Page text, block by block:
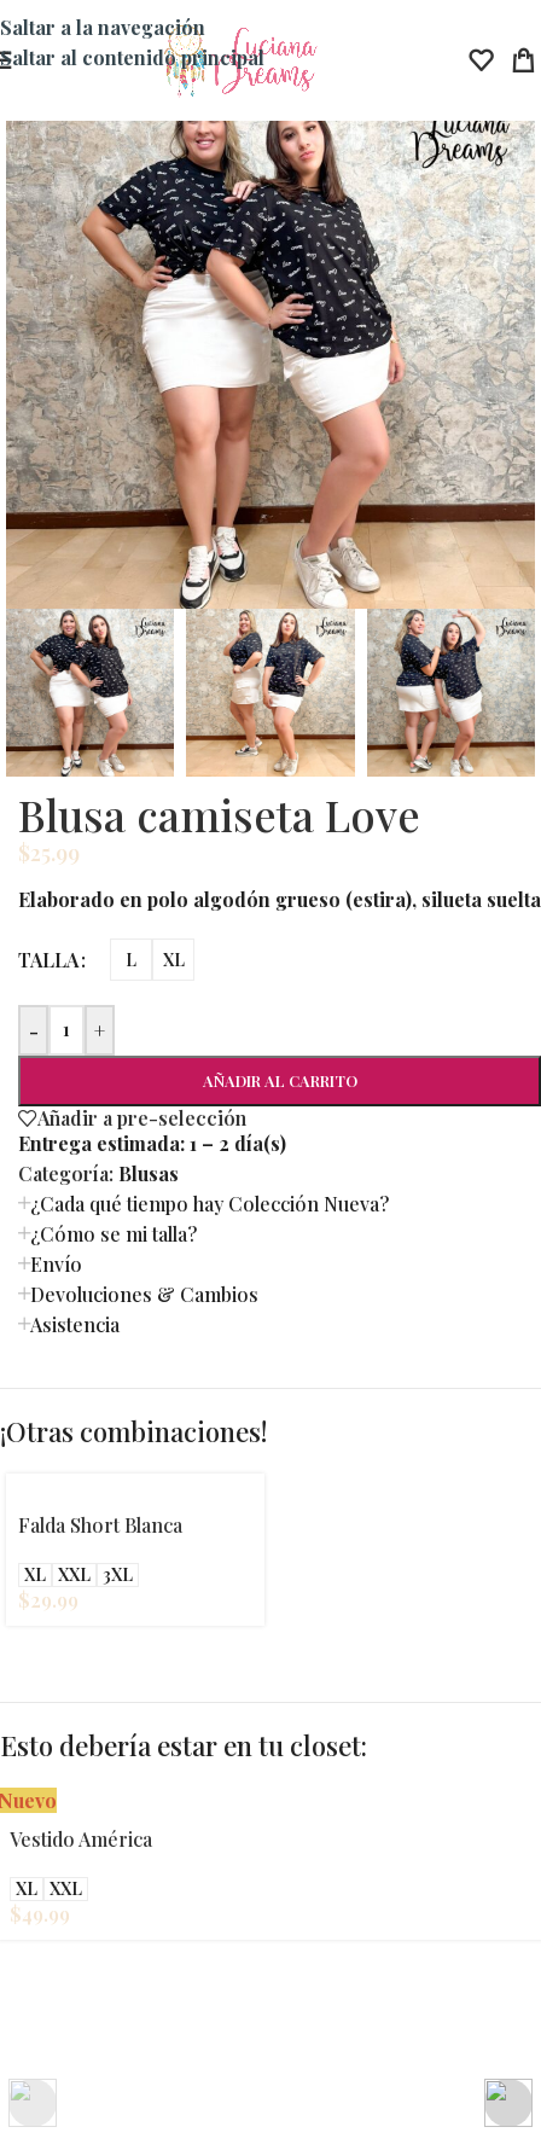
Saltar a la navegación
Saltar al contenido principal
Blusa camiseta Love
$25.99
Elaborado en polo algodón grueso (estira), silueta suelta
TALLA L XL
- +
AÑADIR AL CARRITO
Añadir a pre-selección
Entrega estimada:1 – 2 día(s)
Categoría: Blusas
¿Cada qué tiempo hay Colección Nueva?
¿Cómo se mi talla?
Envío
Devoluciones & Cambios
Asistencia
¡Otras combinaciones!
Falda Short Blanca
XL XXL 3XL
$29.99
Esto debería estar en tu closet:
Vestido América
XL XXL
$49.99